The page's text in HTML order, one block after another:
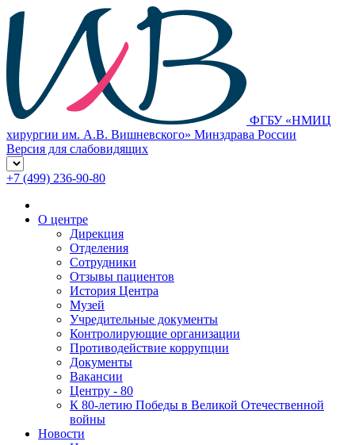
ФГБУ «НМИЦ
хирургии им. А.В. Вишневского» Минздрава России
Версия для слабовидящих
+7 (499) 236-90-80
О центре
Дирекция
Отделения
Сотрудники
Отзывы пациентов
История Центра
Музей
Учредительные документы
Контролирующие организации
Противодействие коррупции
Документы
Вакансии
Центру - 80
К 80-летию Победы в Великой Отечественной
войны
Новости